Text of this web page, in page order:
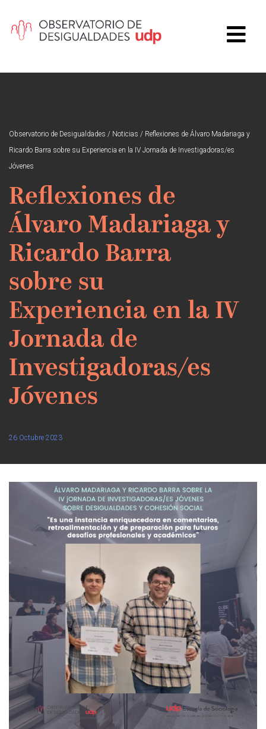
Observatorio de Desigualdades / Noticias / Reflexiones de Álvaro Madariaga y
Ricardo Barra sobre su Experiencia en la IV Jornada de Investigadoras/es
Jóvenes
Reflexiones de
Álvaro Madariaga y
Ricardo Barra
sobre su
Experiencia en la IV
Jornada de
Investigadoras/es
Jóvenes
26 Octubre 2023